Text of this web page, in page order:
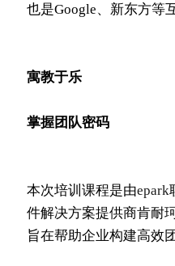
也是Google、新东方等
寓教于乐
掌握团队密码
本次培训课程是由epark
件解决方案提供商肯耐
旨在帮助企业构建高效